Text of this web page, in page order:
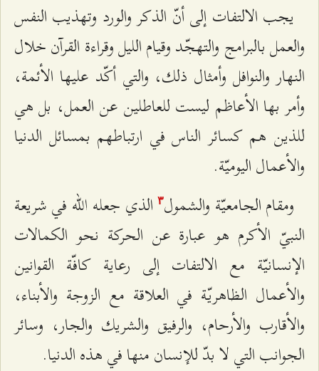
يجب الالتفات إلى أنّ الذكر والورد وتهذيب النفس
والعمل بالبرامج والتهجّد وقيام الليل وقراءة القرآن خلال
النهار والنوافل وأمثال ذلك، والتي أكّد عليها الأئمة،
وأمر بها الأعاظم ليست للعاطلين عن العمل، بل هي
للذين هم كسائر الناس في ارتباطهم بمسائل الدنيا
والأعمال اليوميّة.
ومقام الجامعيّة والشمول٣الذي جعله الله في شريعة
النبيّ الأكرم هو عبارة عن الحركة نحو الكمالات
الإنسانيّة مع الالتفات إلى رعاية كافّة القوانين
والأعمال الظاهريّة في العلاقة مع الزوجة والأبناء،
والأقارب والأرحام، والرفيق والشريك والجار، وسائر
الجوانب التي لا بدّ للإنسان منها في هذه الدنيا.